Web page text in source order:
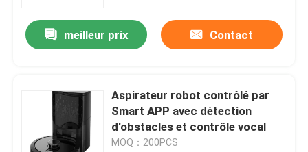
Au sujet de nous
Contrôle de qualité
meilleur prix Contact
Aspirateur robot contrôlé par
Smart APP avec détection
d'obstacles et contrôle vocal
MOQ：200PCS